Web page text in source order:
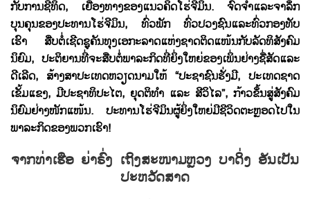
ກັບ​ການ​ຊີ້​ທິດ, ​ເຍືອງ​ທາງ​ຂອງ​ແນວ​ຄິດ​ໂຮ່ຈີ​ມິນ. ຈົດ​ຈຳ​ແລະ​ຈາລຶກ​
ບຸນຄຸນຂອງ​ປະທານ​ໂຮ່ຈີ​ມິນ, ທົ່ວ​ພັກ ທົ່ວ​ປວງ​ຊົນ​ແລະ​ທົ່ວ​ກອງທັບ​
ເຮົາ ສືບ​ຕໍ່​ເຊີດ​ຊູ​ຄັນ​ທຸງ​​ເອກະລາດ​ແຫ່ງ​ຊາດຕິ​ດ​ແໜ້ນ​ກັບ​ລັດທິສັງຄົມ​
ນິຍົມ, ປະຕິຍານ​ທີ່​ຈະ​ສືບ​ຕໍ່​ພາລະກິດ​ທີ່​ຍິ່ງ​ໃຫຍ່​ຂອງ​ເພິ່ນຢ່າງຊື່ສັດ​ແລະ​
ດີ​ເລີດ, ສ້າງສາ​ປະ​ເທດ​ຫວຽດນາມ​ໃຫ້ “ປະຊາຊົນ​ຮັ່ງມີ, ປະ​ເທດ​ຊາດ​
ເຂັ້ມ​ແຂງ, ມີ​ປະຊາທິປະ​ໄຕ, ຍຸດ​ຕິ​ທຳ ​ແລະ ສີວິ​ໄລ”, ກ້າວ​ຂຶ້ນ​ສູ່ສັງຄົມ​
ນິຍົມຢ່າງ​ໜັກ​ແໜ້ນ. ​ປະທານ​ໂຮ່ຈີ​ມິນ​ຜູ້​ຍິ່ງ​ໃຫຍ່ມີ​ຊີວິດ​ຕະຫຼອດ​ໄປ​ໃນ​
ພາລະກິດ​ຂອງ​ພວກ​ເຮົາ!
ຈາກ​ທ່າ​ເຮືອ ຍ່າຣົ່ງ ​ເຖິງ​ສະໜາມຫຼ​ວງ ບາ​ດິ່ງ ອັນ​ເປັນ​
ປະຫວັດສາດ